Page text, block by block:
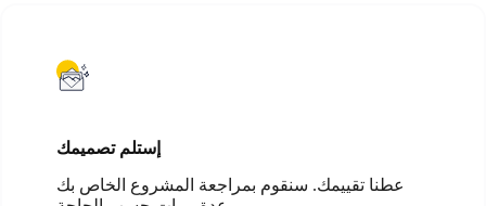
إستلم تصميمك
عطنا تقييمك. سنقوم بمراجعة المشروع الخاص بك